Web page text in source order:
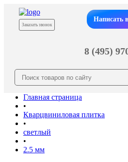
Заказать звонок
Написать
8 (495)
Главная страница
•
Кварцвиниловая плитка
•
светлый
•
2.5 мм